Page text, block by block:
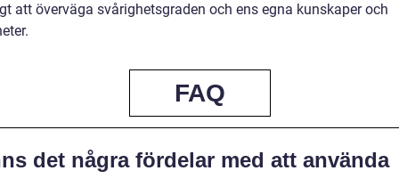
att överväga svårighetsgraden och ens egna kunskaper och
FAQ
det några fördelar med att använda